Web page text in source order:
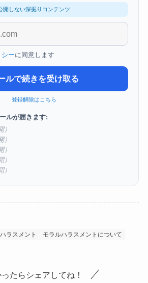
開しない深掘りコンテンツ
ーに同意します
ルで続きを受け取る
登録解除はこちら
ルが届きます:
）
）
）
）
）
ラスメント
モラルハラスメントについて
ったらシェアしてね！